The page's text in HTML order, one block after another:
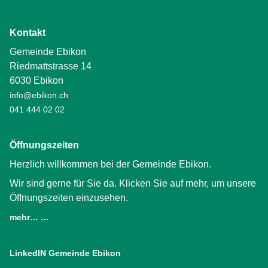
Kontakt
Gemeinde Ebikon
Riedmattstrasse 14
6030 Ebikon
info@ebikon.ch
041 444 02 02
Öffnungszeiten
Herzlich willkommen bei der Gemeinde Ebikon.
Wir sind gerne für Sie da. Klicken Sie auf mehr, um unsere
Öffnungszeiten einzusehen.
mehr… …
LinkedIN Gemeinde Ebikon